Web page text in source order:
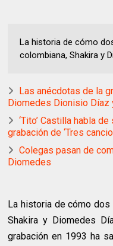
La historia de cómo
colombiana, Shakira y
Las anécdotas de la
Diomedes Dionisio Díaz
‘Tito’ Castilla habla
grabación de ‘Tres
Colegas pasan de
Diomedes
La historia de cómo
Shakira y Diomedes
grabación en 1993 ha